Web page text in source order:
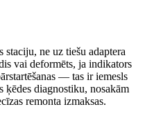
staciju, ne uz tiešu adaptera
vai deformēts, ja indikators
— tas ir iemesls
ķēdes diagnostiku, nosakām
remonta izmaksas.